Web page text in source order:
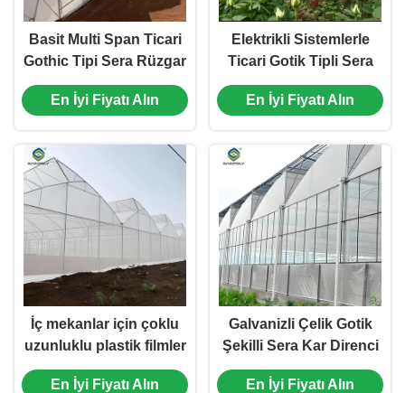
Basit Multi Span Ticari
Gothic Tipi Sera Rüzgar
Direnci
En İyi Fiyatı Alın
Elektrikli Sistemlerle
Ticari Gotik Tipli Sera
En İyi Fiyatı Alın
İç mekanlar için çoklu
uzunluklu plastik filmler
En İyi Fiyatı Alın
Galvanizli Çelik Gotik
Şekilli Sera Kar Direnci
Havalandırma Sistemi
En İyi Fiyatı Alın